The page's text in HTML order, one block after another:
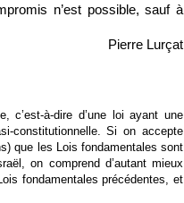
n’est possible, sauf à
Pierre Lurçat
c’est-à-dire d’une loi ayant une
constitutionnelle. Si on accepte
que les Lois fondamentales sont
on comprend d’autant mieux
fondamentales précédentes, et